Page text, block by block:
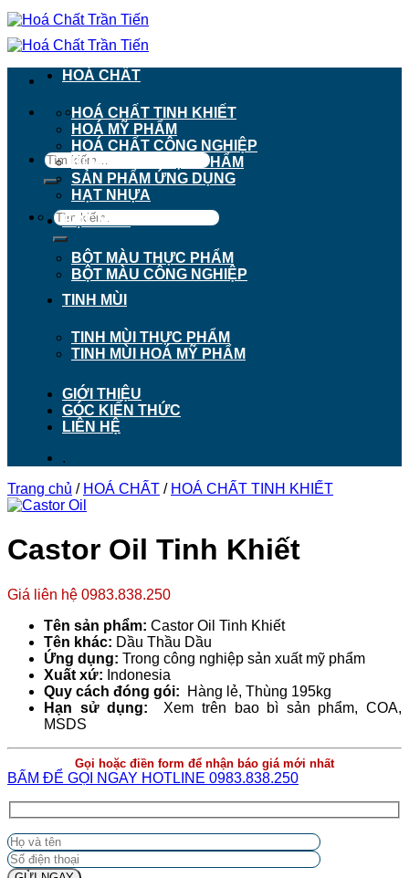
Chuyển
đến
nội
911 - 913 Nguyễn Trãi, Phường Chợ Lớn, TP.
Hồ Chí Minh
Tìm
kiếm:
Tìm
kiếm:
HOÁ CHẤT
HOÁ CHẤT TINH KHIẾT
HOÁ MỸ PHẨM
HOÁ CHẤT CÔNG NGHIỆP
HOÁ CHẤT THỰC PHẨM
SẢN PHẨM ỨNG DỤNG
HẠT NHỰA
BỘT MÀU
BỘT MÀU THỰC PHẨM
BỘT MÀU CÔNG NGHIỆP
TINH MÙI
TINH MÙI THỰC PHẨM
TINH MÙI HOÁ MỸ PHẨM
GIỚI THIỆU
GÓC KIẾN THỨC
LIÊN HỆ
.
Trang chủ / HOÁ CHẤT / HOÁ CHẤT TINH KHIẾT
Castor Oil Tinh Khiết
Giá liên hệ 0983.838.250
Tên sản phẩm: Castor Oil Tinh Khiết
Tên khác: Dầu Thầu Dầu
Ứng dụng: Trong công nghiệp sản xuất mỹ phẩm
Xuất xứ: Indonesia
Quy cách đóng gói: Hàng lẻ, Thùng 195kg
Hạn sử dụng: Xem trên bao bì sản phẩm, COA,
MSDS
Gọi hoặc điền form để nhận báo giá mới nhất
BẤM ĐỂ GỌI NGAY HOTLINE 0983.838.250